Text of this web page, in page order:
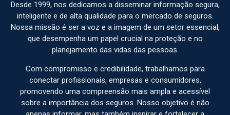
Desde 1999, nos dedicamos a disseminar informação segura,
inteligente e de alta qualidade para o mercado de seguros.
Nossa missão é ser a voz e a imagem de um setor essencial,
que desempenha um papel crucial na proteção e no
planejamento das vidas das pessoas.
Com compromisso e credibilidade, trabalhamos para
conectar profissionais, empresas e consumidores,
promovendo uma compreensão mais ampla e acessível
sobre a importância dos seguros. Nosso objetivo é não